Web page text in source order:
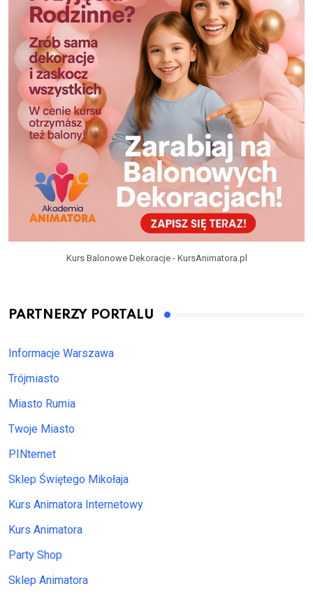
Kurs Balonowe Dekoracje - KursAnimatora.pl
PARTNERZY PORTALU
Informacje Warszawa
Trójmiasto
Miasto Rumia
Twoje Miasto
PINternet
Sklep Świętego Mikołaja
Kurs Animatora Internetowy
Kurs Animatora
Party Shop
Sklep Animatora